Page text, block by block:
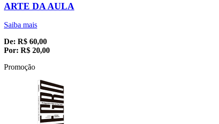
ARTE DA AULA
Saiba mais
De: R$ 60,00
Por: R$ 20,00
Promoção